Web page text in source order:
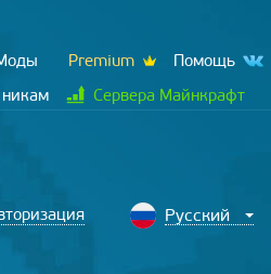
Premium
Помощь
Сервера Майнкрафт